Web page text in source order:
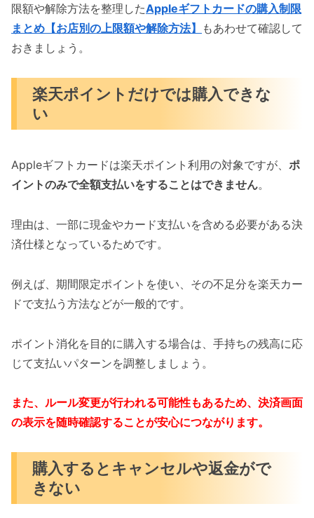
限額や解除方法を整理したAppleギフトカードの購入制限
まとめ【お店別の上限額や解除方法】
もあわせて確認して
おきましょう。
楽天ポイントだけでは購入できな
い
Appleギフトカードは楽天ポイント利用の対象ですが、 ポ
イントのみで全額支払いをすることはできません。
理由は、一部に現金やカード支払いを含める必要がある決
済仕様となっているためです。
例えば、期間限定ポイントを使い、その不足分を楽天カー
ドで支払う方法などが一般的です。
ポイント消化を目的に購入する場合は、手持ちの残高に応
じて支払いパターンを調整しましょう。
また、ルール変更が行われる可能性もあるため、決済画面
の表示を随時確認することが安心につながります。
購入するとキャンセルや返金がで
きない